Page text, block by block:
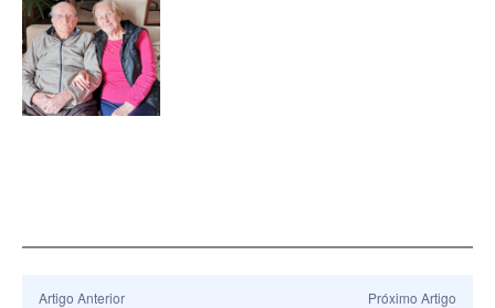
Artigo Anterior Próximo Artigo